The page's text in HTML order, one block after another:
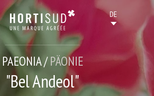
PAEONIA /PÄONIE
"Bel Andeol"